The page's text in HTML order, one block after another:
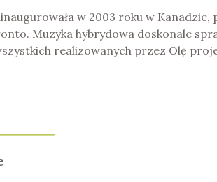
w 2003 roku w Kanadzie,
Muzyka hybrydowa doskonale
realizowanych przez Olę